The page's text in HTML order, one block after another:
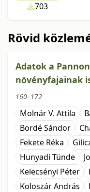
703
Rövid
Adatok a
növényfajainak
160–172
Molnár V. Attila
Bordé Sándor
Fekete Réka
Hunyadi Tünde
Kelecsényi Péter
Koloszár András